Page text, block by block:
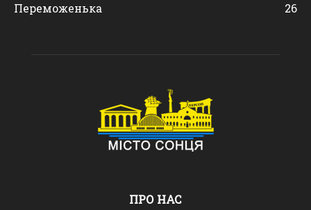
Переможенька
26
ПРО НАС